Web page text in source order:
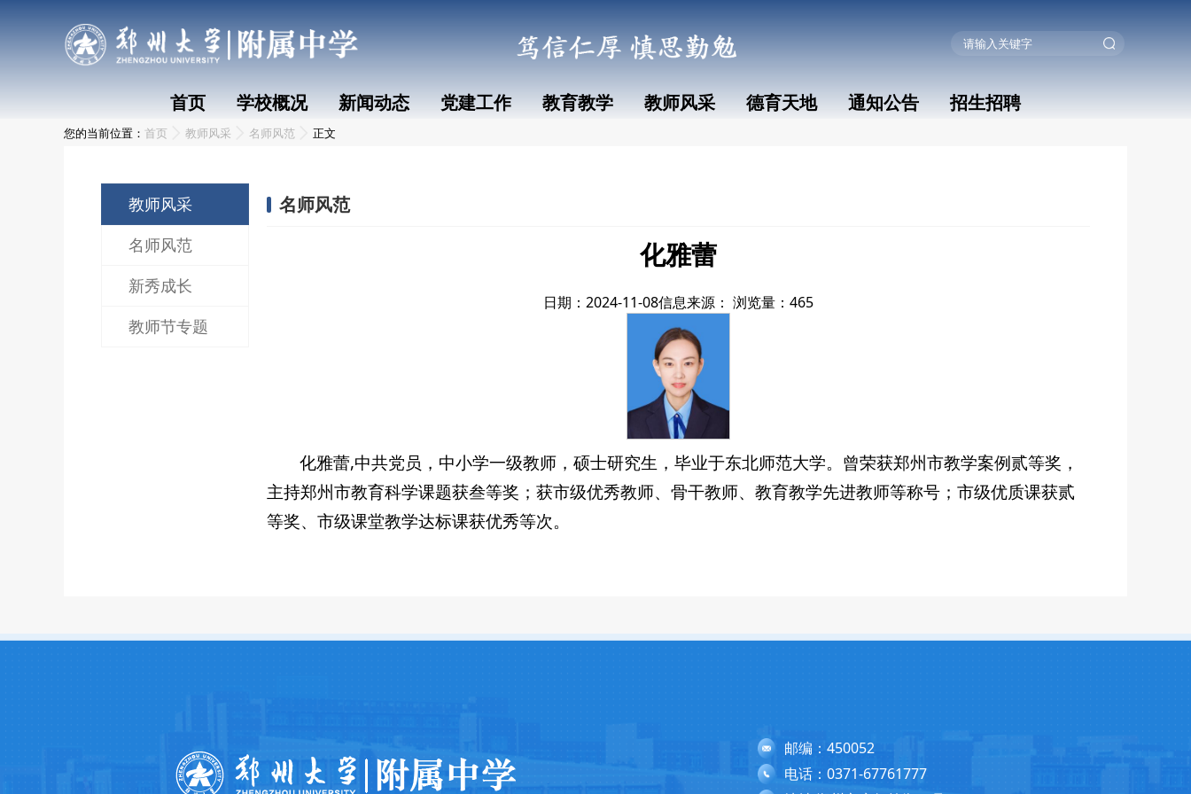
首页 学校概况 新闻动态 党建工作 教育教学 教师风采 德育天地 通知公告 招生招聘
您的当前位置： 首页 教师风采 名师风范 正文
教师风采
名师风范
新秀成长
教师节专题
名师风范
化雅蕾
日期：2024-11-08信息来源： 浏览量： 465
化雅蕾,中共党员，中小学一级教师，硕士研究生，毕业于东北师范大学。曾荣获郑州市教学案例贰等奖，
主持郑州市教育科学课题获叁等奖；获市级优秀教师、骨干教师、教育教学先进教师等称号；市级优质课获贰
等奖、市级课堂教学达标课获优秀等次。
邮编：450052
电话：0371-67761777